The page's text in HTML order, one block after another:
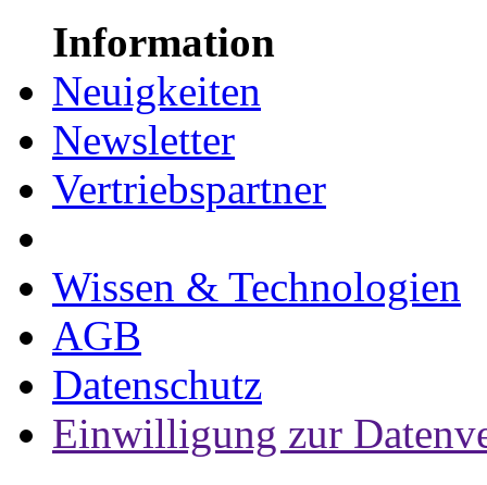
Information
Neuigkeiten
Newsletter
Vertriebspartner
Wissen & Technologien
AGB
Datenschutz
Einwilligung zur